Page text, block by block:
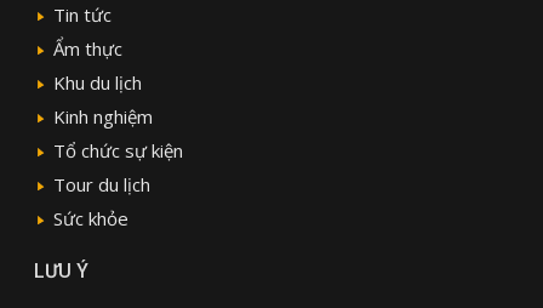
Tin tức
Ẩm thực
Khu du lịch
Kinh nghiệm
Tổ chức sự kiện
Tour du lịch
Sức khỏe
LƯU Ý